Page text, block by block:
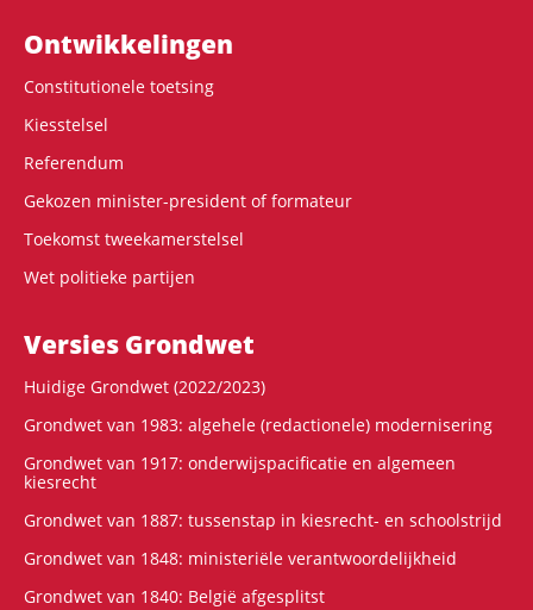
Ontwikke­lingen
Constitutionele toetsing
Kiesstelsel
Referendum
Gekozen minister-president of formateur
Toekomst tweekamerstelsel
Wet politieke partijen
Versies Grondwet
Huidige Grondwet (2022/2023)
Grondwet van 1983: algehele (redactionele) modernisering
Grondwet van 1917: onderwijspacificatie en algemeen
kiesrecht
Grondwet van 1887: tussenstap in kiesrecht- en schoolstrijd
Grondwet van 1848: ministeriële verantwoordelijkheid
Grondwet van 1840: België afgesplitst